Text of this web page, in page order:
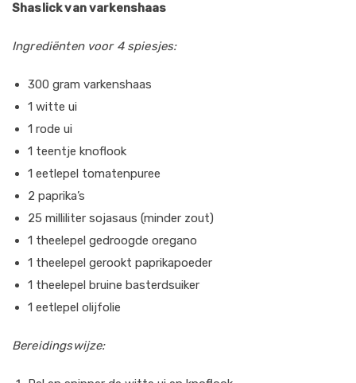
Shaslick van varkenshaas
Ingrediënten voor 4 spiesjes:
300 gram varkenshaas
1 witte ui
1 rode ui
1 teentje knoflook
1 eetlepel tomatenpuree
2 paprika’s
25 milliliter sojasaus (minder zout)
1 theelepel gedroogde oregano
1 theelepel gerookt paprikapoeder
1 theelepel bruine basterdsuiker
1 eetlepel olijfolie
Bereidingswijze: